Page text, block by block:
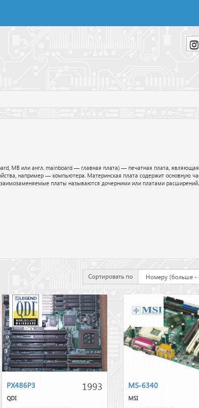
MB или англ. mainboard — главная плата) — печатная плата,
например — компьютера. Материнская плата содержит основную
платы называются дочерними или платами расширений.
Сортировать по
1993
PX486P3
QDI
MS-6340
MSI